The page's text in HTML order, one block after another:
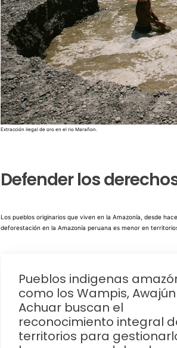
Extracción ilegal de oro en el rio Marañon.
Defender los
Los pueblos originarios que viven en la Amazonía, desde
deforestación en la Amazonía peruana es menor en
Pueblos indigenas
como los Wampis,
Achuar buscan el
reconocimiento integral
territorios para